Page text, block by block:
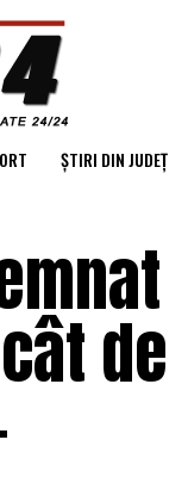
ȘTIRI DIN JUDEȚ
de